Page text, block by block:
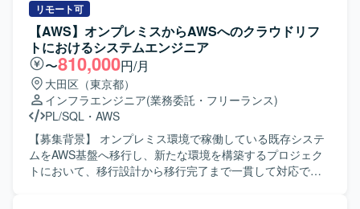
きます。具体的には、移行に伴うプログラムの改修、テス
ト、実装、設計修正などの対応や、AWS環境の構築、各種
ドキュメントの作成を担当していただきます。既存プログ
ラムの改修から新環境構築、移行完了までの一連のフェー
ズに参画していただきます。 【求める人物像】 プロジェク
ト全体を自分の担当範囲として捉え、主体的に課題を発見
しながら業務を遂行できる方を求めています。チームメン
バーと協力しながら責任感を持ってタスクを完遂できる
方、初級者にもわかりやすいドキュメントを作成し、情報
共有やナレッジ蓄積に貢献していただける方が望ましいで
す。また、既存システム情報を整理・分析し、抜け漏れの
リモート可
【AWS】オンプレミスからAWSへのクラウドリフ
トにおけるシステムエンジニア
〜810,000円/月
大田区（東京都）
インフラエンジニア(業務委託・フリーランス)
PL/SQL ・ AWS
【募集背景】 オンプレミス環境で稼働している既存システ
ムをAWS基盤へ移行し、新たな環境を構築するプロジェク
トにおいて、移行設計から移行完了まで一貫して対応でき